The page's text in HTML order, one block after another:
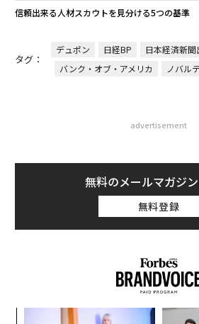
信頼出来る人材スカウトを見分ける5つの基準
タグ：
デュポン 日経BP
日本経済新聞
バンク・オブ・アメリカ
ノバル
advertisement
無料のメールマガジ
無料登録